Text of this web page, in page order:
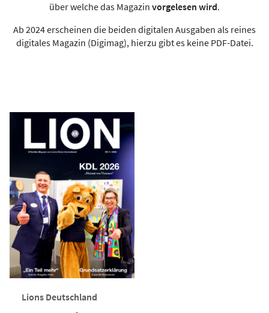
über welche das Magazin vorgelesen wird.
Ab 2024 erscheinen die beiden digitalen Ausgaben als reines
digitales Magazin (Digimag), hierzu gibt es keine PDF-Datei.
Lions Deutschland